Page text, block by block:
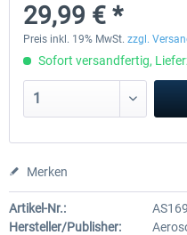
22,49 € *
29,99 € *
Preis inkl. 19% MwSt. zzgl.
Sofort versandfertig,
Merken
Artikel-Nr.:
Hersteller/Publisher: